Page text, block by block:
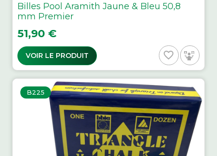
Billes Pool Aramith Jaune & Bleu 50,8
mm Premier
Prix
51,90 €
VOIR LE PRODUIT favorite_border
B225